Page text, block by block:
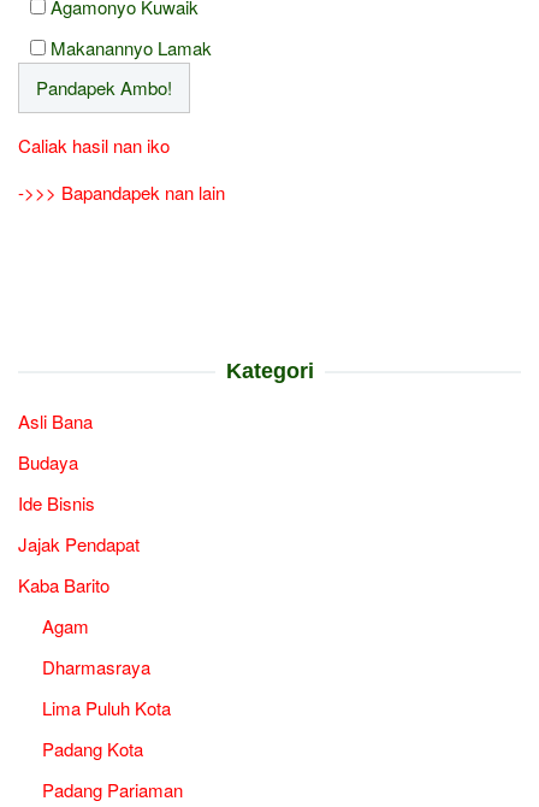
Agamonyo Kuwaik
Makanannyo Lamak
Caliak hasil nan iko
->>> Bapandapek nan lain
Kategori
Asli Bana
Budaya
Ide Bisnis
Jajak Pendapat
Kaba Barito
Agam
Dharmasraya
Lima Puluh Kota
Padang Kota
Padang Pariaman